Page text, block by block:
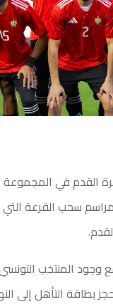
إفريقيا 2027 منتخب ليبيا لكرة القدم في
سحب القرعة التي
المنتخب
بطاقة التأهل إلى